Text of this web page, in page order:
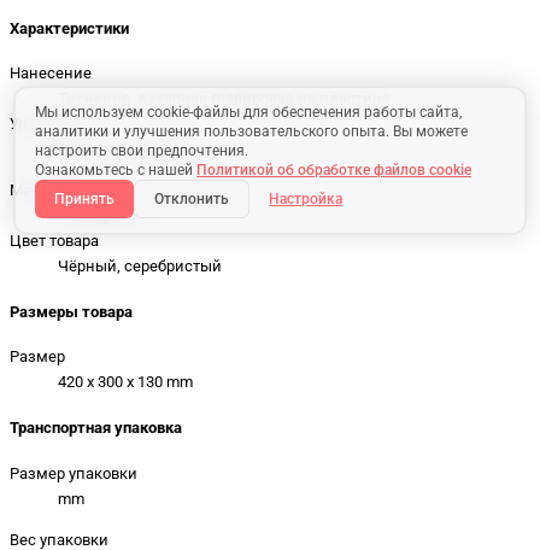
Мы используем cookie-файлы для обеспечения работы сайта,
аналитики и улучшения пользовательского опыта. Вы можете
настроить свои предпочтения.
Ознакомьтесь с нашей Политикой об обработке файлов cookie
Принять
Отклонить Настройка
Характеристики
Нанесение
Упаковка
Картонная коробка
Материал
Полиуретан
Цвет товара
Чёрный, серебристый
Размеры товара
Размер
420 x 300 x 130 mm
Транспортная упаковка
Размер упаковки
mm
Вес упаковки